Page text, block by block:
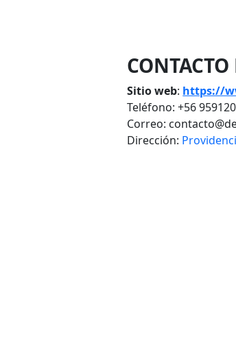
Sitio web: https://
Teléfono: +56
Correo:
Dirección: